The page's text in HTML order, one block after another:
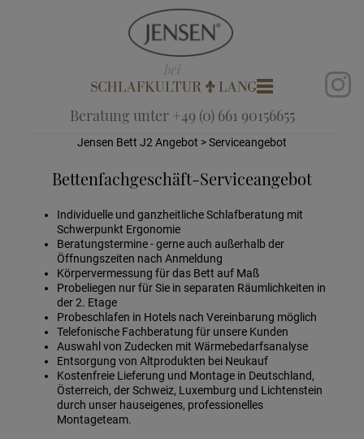
Beratung unter +49 (0) 661 90156655
Jensen Bett J2 Angebot > Serviceangebot
Bettenfachgeschäft-Serviceangebot
Individuelle und ganzheitliche Schlafberatung mit
Schwerpunkt Ergonomie
Beratungstermine - gerne auch außerhalb der
Öffnungszeiten nach Anmeldung
Körpervermessung für das Bett auf Maß
Probeliegen nur für Sie in separaten Räumlichkeiten in
der 2. Etage
Probeschlafen in Hotels nach Vereinbarung möglich
Telefonische Fachberatung für unsere Kunden
Auswahl von Zudecken mit Wärmebedarfsanalyse
Entsorgung von Altprodukten bei Neukauf
Kostenfreie Lieferung und Montage in Deutschland,
Österreich, der Schweiz, Luxemburg und Lichtenstein
durch unser hauseigenes, professionelles
Montageteam.